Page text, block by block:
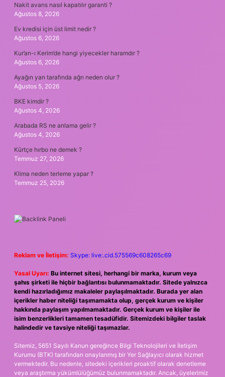
Nakit avans nasıl kapatılır garanti ?
Ağustos 8, 2026
Ev kredisi için üst limit nedir ?
Ağustos 6, 2026
Kur’an-ı Kerim’de hangi yiyecekler haramdır ?
Ağustos 6, 2026
Ayağın yan tarafında ağrı neden olur ?
Ağustos 5, 2026
BKE kimdir ?
Ağustos 4, 2026
Arabada RS ne anlama gelir ?
Ağustos 4, 2026
Kürtçe hırbo ne demek ?
Temmuz 27, 2026
Klima neden terleme yapar ?
Temmuz 25, 2026
Reklam ve İletişim: Skype: live:.cid.575569c608265c69
Yasal Uyarı: Bu internet sitesi, herhangi bir marka, kurum veya
şahıs şirketi ile hiçbir bağlantısı bulunmamaktadır. Sitede yalnızca
kendi hazırladığımız makaleler paylaşılmaktadır. Burada yer alan
içerikler haber niteliği taşımamakta olup, gerçek kurum ve kişiler
hakkında paylaşım yapılmamaktadır. Gerçek kurum ve kişiler ile
isim benzerlikleri tamamen tesadüfidir. Sitemizdeki bilgiler taslak
halindedir ve tavsiye niteliği taşımazlar.
Sitemiz, 5651 Sayılı Kanun gereğince Bilgi Teknolojileri ve İletişim
Kurumu (BTK) tarafından onaylanmış bir Yer Sağlayıcı olarak hizmet
vermektedir. Bu nedenle, sitedeki içerikleri proaktif olarak denetleme
veya araştırma yükümlülüğümüz bulunmamaktadır. Ancak, üyelerimiz